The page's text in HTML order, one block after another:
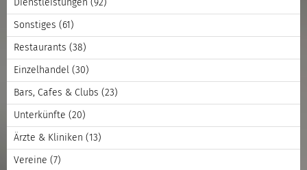
Dienstleistungen (92)
Sonstiges (61)
Restaurants (38)
Einzelhandel (30)
Bars, Cafes & Clubs (23)
Unterkünfte (20)
Ärzte & Kliniken (13)
Vereine (7)